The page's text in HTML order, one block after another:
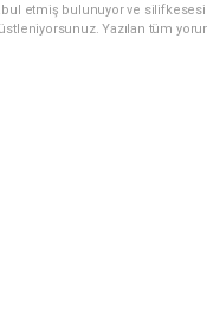
etmiş bulunuyor ve
üstleniyorsunuz. Yazılan tüm